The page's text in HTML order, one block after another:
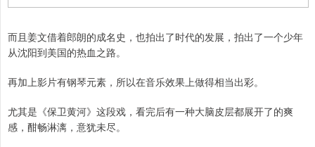
而且姜文借着郎朗的成名史，也拍出了时代的发展，拍出了一个少年
从沈阳到美国的热血之路。
再加上影片有钢琴元素，所以在音乐效果上做得相当出彩。
尤其是《保卫黄河》这段戏，看完后有一种大脑皮层都展开了的爽
感，酣畅淋漓，意犹未尽。